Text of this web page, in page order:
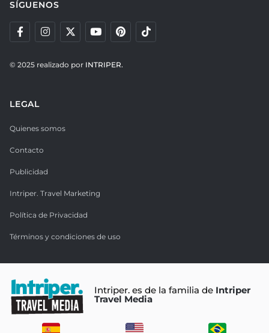
SÍGUENOS
© 2025 realizado por INTRIPER.
LEGAL
Quienes somos
Contacto
Publicidad
Intriper. Travel Marketing
Política de Privacidad
Términos y condiciones de uso
Intriper. es de la familia de Intriper
Travel Media